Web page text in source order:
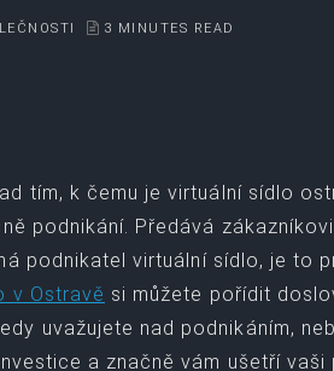
3 MINUTES READ
tím, k čemu je virtuální sídlo
podnikání. Předává
podnikatel virtuální sídlo, je to
v Ostravě si můžete pořídit
uvažujete nad podnikáním,
a značně vám ušetří vaši